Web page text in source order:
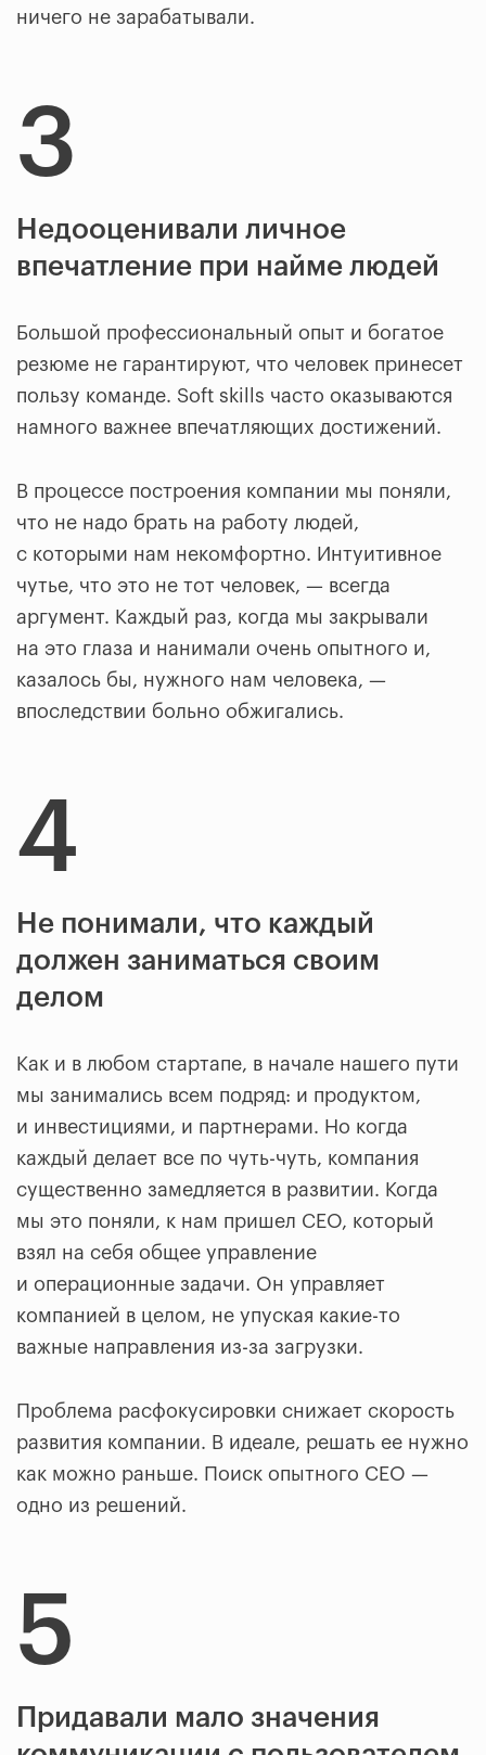
ничего не зарабатывали.
3
Недооценивали личное
впечатление при найме людей
Большой профессиональный опыт и богатое
резюме не гарантируют, что человек принесет
пользу команде. Soft skills часто оказываются
намного важнее впечатляющих достижений.
В процессе построения компании мы поняли,
что не надо брать на работу людей,
с которыми нам некомфортно. Интуитивное
чутье, что это не тот человек, — всегда
аргумент. Каждый раз, когда мы закрывали
на это глаза и нанимали очень опытного и,
казалось бы, нужного нам человека, —
впоследствии больно обжигались.
4
Не понимали, что каждый
должен заниматься своим
делом
Как и в любом стартапе, в начале нашего пути
мы занимались всем подряд: и продуктом,
и инвестициями, и партнерами. Но когда
каждый делает все по чуть-чуть, компания
существенно замедляется в развитии. Когда
мы это поняли, к нам пришел CEO, который
взял на себя общее управление
и операционные задачи. Он управляет
компанией в целом, не упуская какие-то
важные направления из-за загрузки.
Проблема расфокусировки снижает скорость
развития компании. В идеале, решать ее нужно
как можно раньше. Поиск опытного CEO —
одно из решений.
5
Придавали мало значения